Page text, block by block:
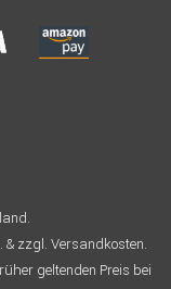
& zzgl. Versandkosten.
geltenden Preis bei